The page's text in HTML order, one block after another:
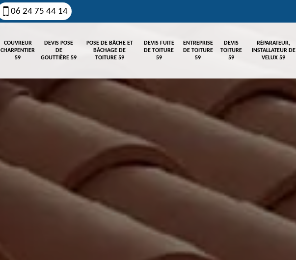
06 24 75 44 14
COUVREUR
CHARPENTIER
59
DEVIS POSE
DE
GOUTTIÈRE 59
POSE DE BÂCHE ET
BÂCHAGE DE
TOITURE 59
DEVIS FUITE
DE TOITURE
59
ENTREPRISE
DE TOITURE
59
DEVIS
TOITURE
59
RÉPARATEUR,
INSTALLATEUR DE
VELUX 59